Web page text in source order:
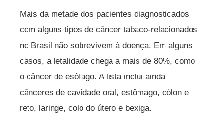
Mais da metade dos pacientes diagnosticados
com alguns tipos de câncer tabaco-relacionados
no Brasil não sobrevivem à doença. Em alguns
casos, a letalidade chega a mais de 80%, como
o câncer de esôfago. A lista inclui ainda
cânceres de cavidade oral, estômago, cólon e
reto, laringe, colo do útero e bexiga.